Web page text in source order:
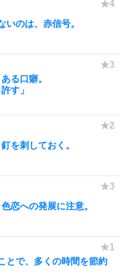
のは、赤信号。
る口癖。
す」
を刺しておく。
恋への発展に注意。
とで、多くの時間を節約